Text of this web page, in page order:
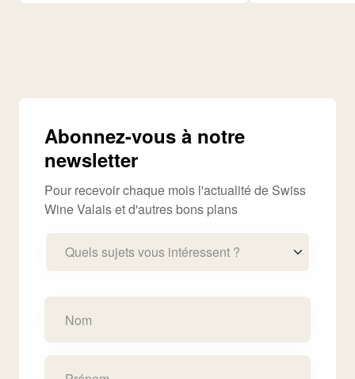
Abonnez-vous à notre
newsletter
Pour recevoir chaque mois l'actualité de Swiss
Wine Valais et d'autres bons plans
Quels sujets vous intéressent ?